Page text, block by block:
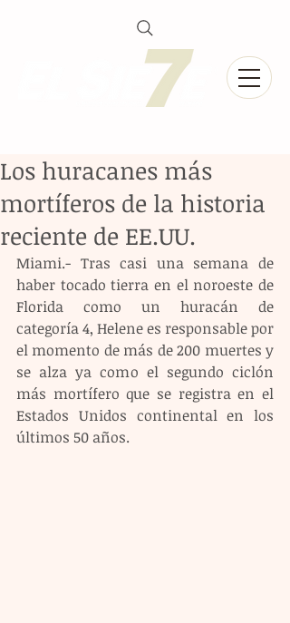
Los huracanes más
mortíferos de la historia
reciente de EE.UU.
Miami.- Tras casi una semana de
haber tocado tierra en el noroeste de
Florida como un huracán de
categoría 4, Helene es responsable por
el momento de más de 200 muertes y
se alza ya como el segundo ciclón
más mortífero que se registra en el
Estados Unidos continental en los
últimos 50 años.